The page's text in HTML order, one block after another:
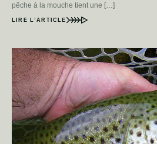
pêche à la mouche tient une […]
LIRE L’ARTICLE